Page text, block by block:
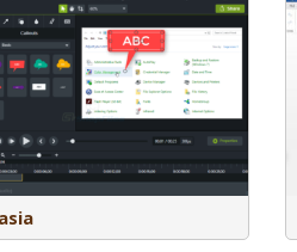
Met Word Online kan je teksten
schrijven, documenten maken en online
opslaan (en bewerken met anderen)
Met irfanview kan je allerlei
bestandsformaten formaten video